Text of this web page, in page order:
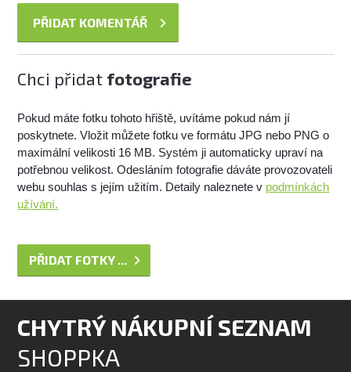
Chci přidat fotografie
Pokud máte fotku tohoto hřiště, uvítáme pokud nám jí
poskytnete. Vložit můžete fotku ve formátu JPG nebo PNG o
maximální velikosti 16 MB. Systém ji automaticky upraví na
potřebnou velikost. Odesláním fotografie dáváte provozovateli
webu souhlas s jejím užitím. Detaily naleznete v podmínkách
užívání.
PŘIDAT FOTKY ...
CHYTRÝ NÁKUPNÍ SEZNAM
SHOPPKA